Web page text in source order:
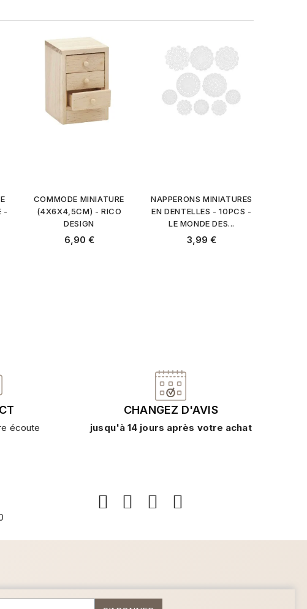
-
COMMODE MINIATURE
(4X6X4,5CM) - RICO
DESIGN
Prix
6,90 €
NAPPERONS MINIATURES
EN DENTELLES - 10PCS -
LE MONDE DES...
Prix
3,99 €
écoute
CHANGEZ D'AVIS
jusqu'à 14 jours après votre achat